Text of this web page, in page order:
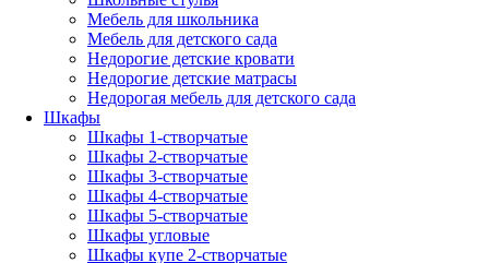
Мебель для школьника
Мебель для детского сада
Недорогие детские кровати
Недорогие детские матрасы
Недорогая мебель для детского сада
Шкафы
Шкафы 1-створчатые
Шкафы 2-створчатые
Шкафы 3-створчатые
Шкафы 4-створчатые
Шкафы 5-створчатые
Шкафы угловые
Шкафы купе 2-створчатые